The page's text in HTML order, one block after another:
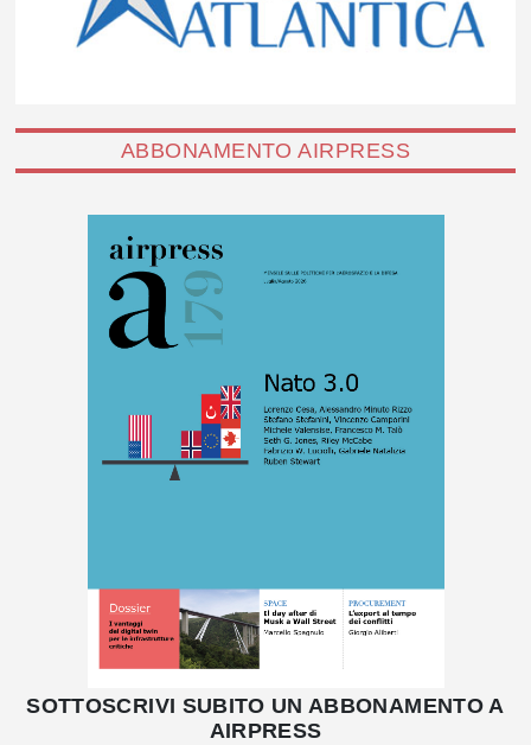
ABBONAMENTO AIRPRESS
SOTTOSCRIVI SUBITO UN ABBONAMENTO A
AIRPRESS